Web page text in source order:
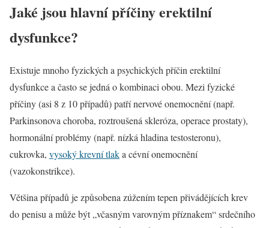
Jaké jsou hlavní příčiny erektilní
dysfunkce?
Existuje mnoho fyzických a psychických příčin erektilní
dysfunkce a často se jedná o kombinaci obou. Mezi fyzické
příčiny (asi 8 z 10 případů) patří nervové onemocnění (např.
Parkinsonova choroba, roztroušená skleróza, operace prostaty),
hormonální problémy (např. nízká hladina testosteronu),
cukrovka, vysoký krevní tlaka cévní onemocnění
(vazokonstrikce).
Většina případů je způsobena zúžením tepen přivádějících krev
do penisu a může být „včasným varovným příznakem“ srdečního